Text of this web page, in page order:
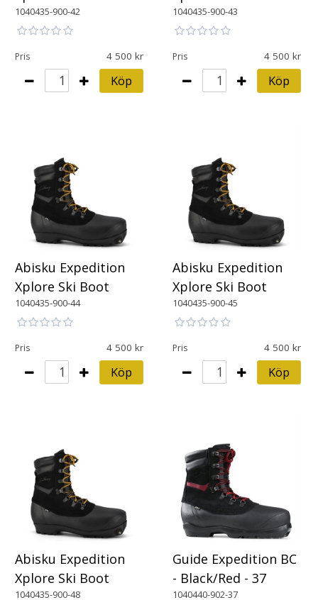
1040435-900-42
Pris 4 500
Köp
1040435-900-43
Pris 4 500
Köp
Abisku Expedition
Xplore Ski Boot
1040435-900-44
Pris 4 500
Köp
Abisku Expedition
Xplore Ski Boot
1040435-900-45
Pris 4 500
Köp
Abisku Expedition
Xplore Ski Boot
1040435-900-48
Guide Expedition BC
- Black/Red - 37
1040440-902-37